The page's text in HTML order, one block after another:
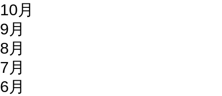
10月
9月
8月
7月
6月